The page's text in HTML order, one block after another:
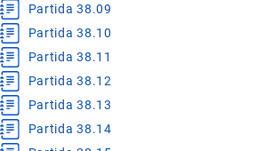
Partida 38.09
Partida 38.10
Partida 38.11
Partida 38.12
Partida 38.13
Partida 38.14